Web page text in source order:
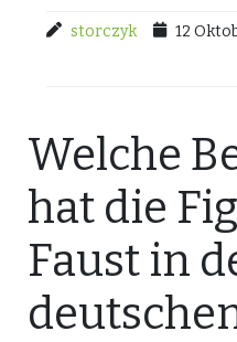
storczyk
12
Welche
hat die
Faust in